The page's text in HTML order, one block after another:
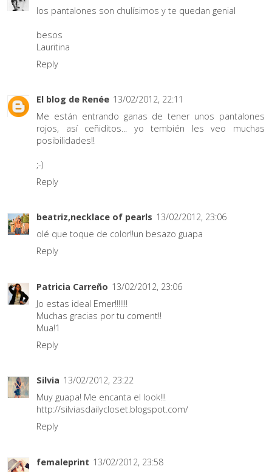
los pantalones son chulísimos y te quedan genial
besos
Lauritina
Reply
El blog de Renée 13/02/2012, 22:11
Me están entrando ganas de tener unos pantalones
rojos, así ceñiditos... yo tembién les veo muchas
posibilidades!!
;-)
Reply
beatriz,necklace of pearls 13/02/2012, 23:06
olé que toque de color!!un besazo guapa
Reply
Patricia Carreño 13/02/2012, 23:06
Jo estas ideal Emer!!!!!!!
Muchas gracias por tu coment!!
Mua!1
Reply
Silvia 13/02/2012, 23:22
Muy guapa! Me encanta el look!!!
http://silviasdailycloset.blogspot.com/
Reply
femaleprint 13/02/2012, 23:58